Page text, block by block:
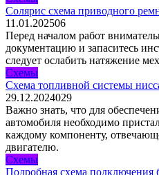
Солярис схема приводного
11.01.202506
Перед началом работ
документацию и запаситесь
следует ослабить натяжение
Схемы
Схема топливной системы
29.12.2024029
Важно знать, что для
автомобиля необходимо
каждому компоненту,
двигателю.
Схемы
Подробная схема подключения